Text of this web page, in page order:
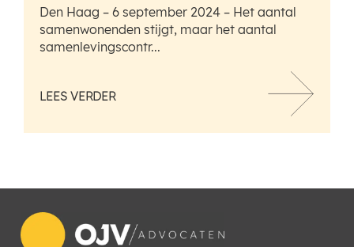
Den Haag – 6 september 2024 – Het aantal
samenwonenden stijgt, maar het aantal
samenlevingscontr...
LEES VERDER